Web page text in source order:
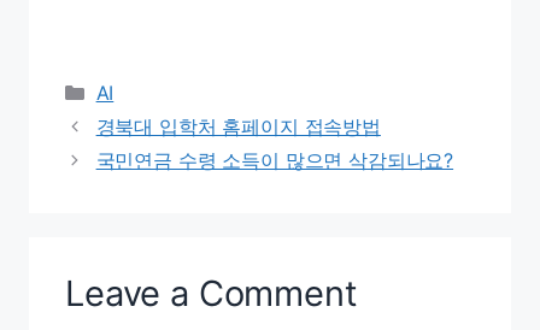
Categories
AI
경북대 입학처 홈페이지 접속방법
국민연금 수령 소득이 많으면 삭감되나요?
Leave a Comment